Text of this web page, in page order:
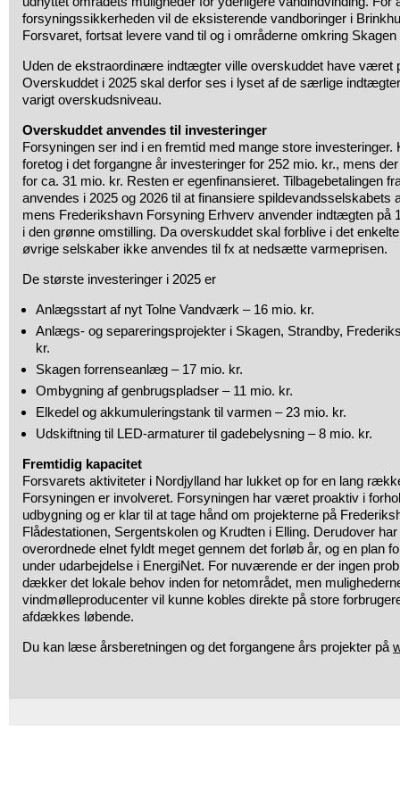
forsyningssikkerheden vil de eksisterende vandboringer i
Forsvaret, fortsat levere vand til og i områderne omkring
Uden de ekstraordinære indtægter ville overskuddet have været
Overskuddet i 2025 skal derfor ses i lyset af de særlige
varigt overskudsniveau.
Overskuddet anvendes til investeringer
Forsyningen ser ind i en fremtid med mange store investeringer.
foretog i det forgangne år investeringer for 252 mio. kr., mens
for ca. 31 mio. kr. Resten er egenfinansieret. Tilbagebetalingen
anvendes i 2025 og 2026 til at finansiere spildevandsselskabets
mens Frederikshavn Forsyning Erhverv anvender indtægten på
i den grønne omstilling. Da overskuddet skal forblive i det
øvrige selskaber ikke anvendes til fx at nedsætte varmeprisen.
De største investeringer i 2025 er
Anlægsstart af nyt Tolne Vandværk – 16 mio. kr.
Anlægs- og separeringsprojekter i Skagen, Strandby,
kr.
Skagen forrenseanlæg – 17 mio. kr.
Ombygning af genbrugspladser – 11 mio. kr.
Elkedel og akkumuleringstank til varmen – 23 mio. kr.
Udskiftning til LED-armaturer til gadebelysning – 8 mio. kr.
Fremtidig kapacitet
Forsvarets aktiviteter i Nordjylland har lukket op for en lang
Forsyningen er involveret. Forsyningen har været proaktiv i
udbygning og er klar til at tage hånd om projekterne på
Flådestationen, Sergentskolen og Krudten i Elling. Derudover
overordnede elnet fyldt meget gennem det forløb år, og en plan
under udarbejdelse i EnergiNet. For nuværende er der ingen
dækker det lokale behov inden for netområdet, men
vindmølleproducenter vil kunne kobles direkte på store
afdækkes løbende.
Du kan læse årsberetningen og det forgangene års projekter på